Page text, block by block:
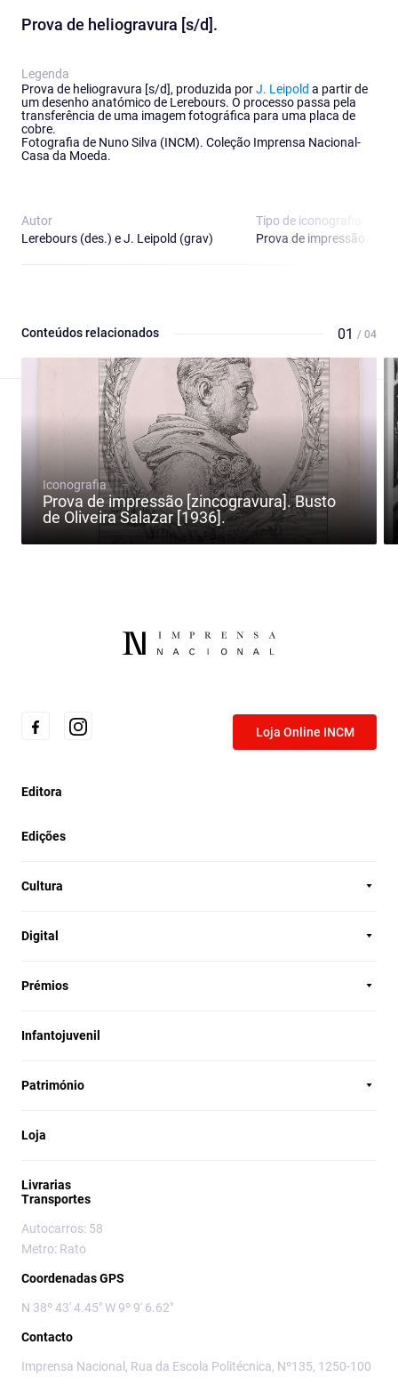
Prova de heliogravura [s/d].
Legenda
Prova de heliogravura [s/d], produzida porJ. Leipold a partir de
um desenho anatómico de Lerebours. O processo passa pela
transferência de uma imagem fotográfica para uma placa de
cobre.
Fotografia de Nuno Silva (INCM). Coleção Imprensa Nacional-
Casa da Moeda.
Autor
Lerebours (des.) e J. Leipold (grav)
Tipo de iconografia
Prova de impressão
Conteúdos relacionados 01 / 04
Iconografia
Prova de impressão [zincogravura]. Busto
de Oliveira Salazar [1936].
Loja Online INCM
Editora
Edições
Cultura
Digital
Prémios
Infantojuvenil
Património
Loja
Livrarias
Transportes
Autocarros: 58
Metro: Rato
Coordenadas GPS
N 38º 43' 4.45" W 9º 9' 6.62"
Contacto
Imprensa Nacional, Rua da Escola Politécnica, Nº135, 1250-100